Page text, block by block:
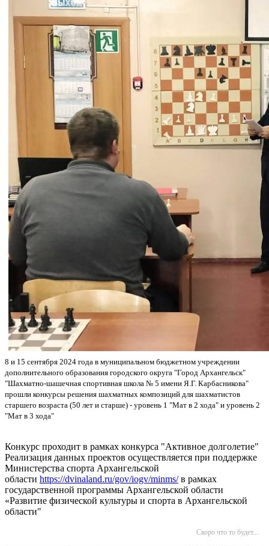
8 и 15 сентября 2024 года в муниципальном бюджетном учреждении
дополнительного образования городского округа "Город Архангельск"
"Шахматно-шашечная спортивная школа № 5 имени Я.Г. Карбасникова"
прошли конкурсы решения шахматных композиций для шахматистов
старшего возраста (50 лет и старше) - уровень 1 "Мат в 2 хода" и уровень 2
"Мат в 3 хода"
Конкурс проходит в рамках конкурса "Активное долголетие"
Реализация данных проектов осуществляется при поддержке
Министерства спорта Архангельской
области https://dvinaland.ru/gov/iogv/minms/в рамках
государственной программы Архангельской области
«Развитие физической культуры и спорта в Архангельской
области"
Скоро что то будет...